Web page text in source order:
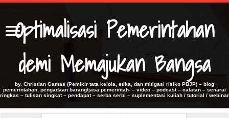
Optimalisasi Pemerintahan
demi Memajukan Bangsa
by. Christian Gamas (Pemikir tata kelola, etika, dan mitigasi risiko PBJP) – blog
pemerintahan, pengadaan barang/jasa pemerintah- – video – podcast – catatan – senarai
ringkas – tulisan singkat – pendapat – serba serbi – suplementasi kuliah / tutorial / webinar